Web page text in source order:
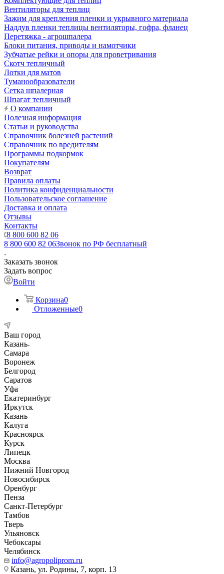
Вентиляторы для теплиц
Зажим для крепления пленки и укрывного материала
Наддув пленки теплицы вентиляторы, гофра, фланец
Перетяжка - агрошпалера
Блоки питания, приводы и намотчики
Зубчатые рейки и опоры для проветривания
Скотч тепличный
Лотки для матов
Туманообразователи
Сетка шпалерная
Шпагат тепличный
О компании
Полезная информация
Статьи и руководства
Справочник болезней растений
Справочник по вредителям
Программы подкормок
Покупателям
Возврат
Правила оплаты
Политика конфиденциальности
Пользовательское соглашение
Доставка и оплата
Отзывы
Контакты
8 800 600 82 06
8 800 600 82 06Звонок по РФ бесплатный
Заказать звонок
Задать вопрос
Войти
Корзина0
Отложенные0
Ваш город
Казань
Самара
Воронеж
Белгород
Саратов
Уфа
Екатеринбург
Иркутск
Казань
Калуга
Красноярск
Курск
Липецк
Москва
Нижний Новгород
Новосибирск
Оренбург
Пенза
Санкт-Петербург
Тамбов
Тверь
Ульяновск
Чебоксары
Челябинск
info@agropoliprom.ru
Казань, ул. Родины, 7, корп. 13